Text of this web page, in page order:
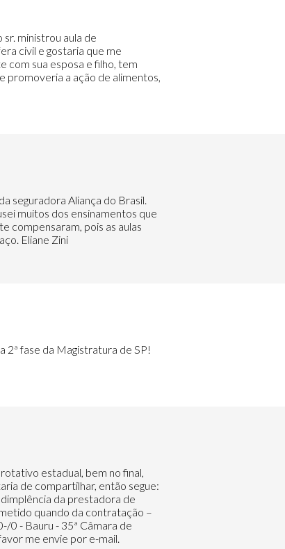
ministrou aula de
civil e gostaria que me
com sua esposa e filho, tem
promoveria a ação de alimentos,
seguradora Aliança do Brasil.
muitos dos ensinamentos que
compensaram, pois as aulas
Eliane Zini
2ª fase da Magistratura de SP!
estadual, bem no final,
de compartilhar, então segue:
da prestadora de
quando da contratação –
0 - Bauru - 35ª Câmara de
me envie por e-mail.